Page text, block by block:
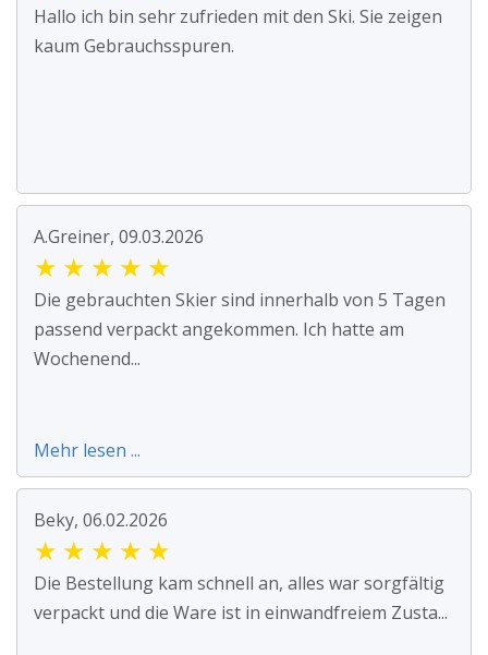
Hallo ich bin sehr zufrieden mit den Ski. Sie zeigen
kaum Gebrauchsspuren.
A.Greiner, 09.03.2026
★ ★ ★ ★ ★
Die gebrauchten Skier sind innerhalb von 5 Tagen
passend verpackt angekommen. Ich hatte am
Wochenend...
Mehr lesen ...
Beky, 06.02.2026
★ ★ ★ ★ ★
Die Bestellung kam schnell an, alles war sorgfältig
verpackt und die Ware ist in einwandfreiem Zusta...